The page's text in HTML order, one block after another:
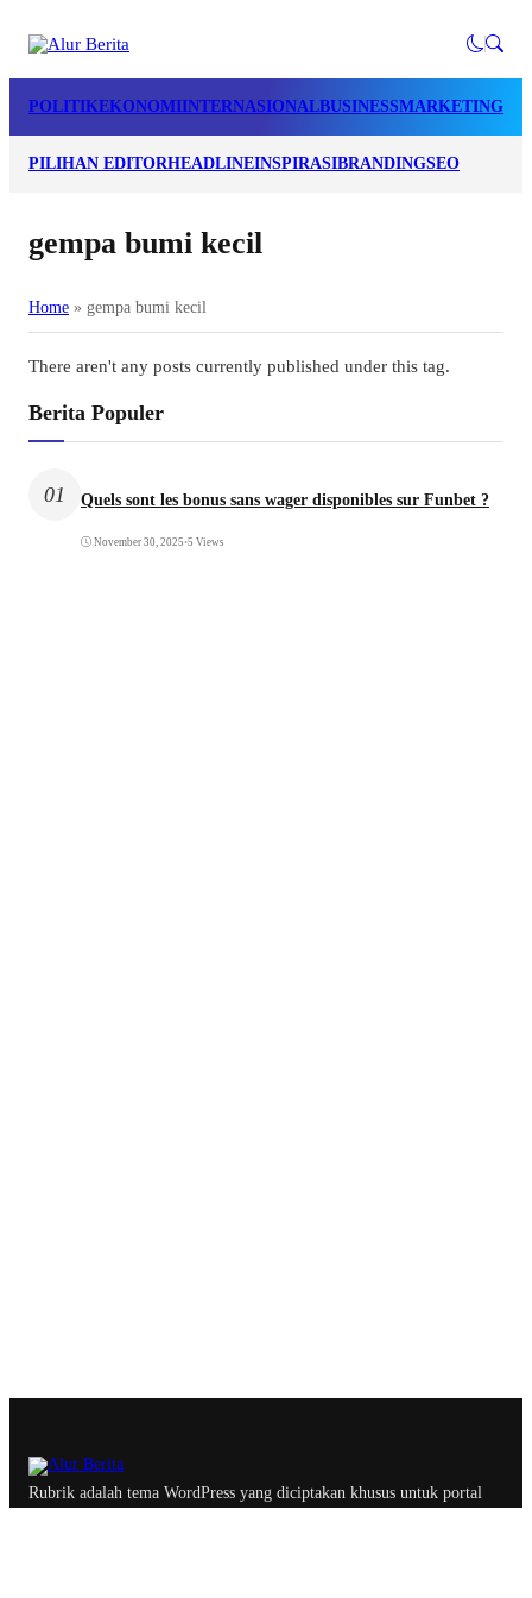
POLITIKEKONOMIINTERNASIONALBUSINESSMARKETING
PILIHAN EDITORHEADLINEINSPIRASIBRANDINGSEO
gempa bumi kecil
Home » gempa bumi kecil
There aren't any posts currently published under this tag.
Berita Populer
01 Quels sont les bonus sans wager disponibles sur Funbet ?
November 30, 2025 •5 Views
Rubrik adalah tema WordPress yang diciptakan khusus untuk portal